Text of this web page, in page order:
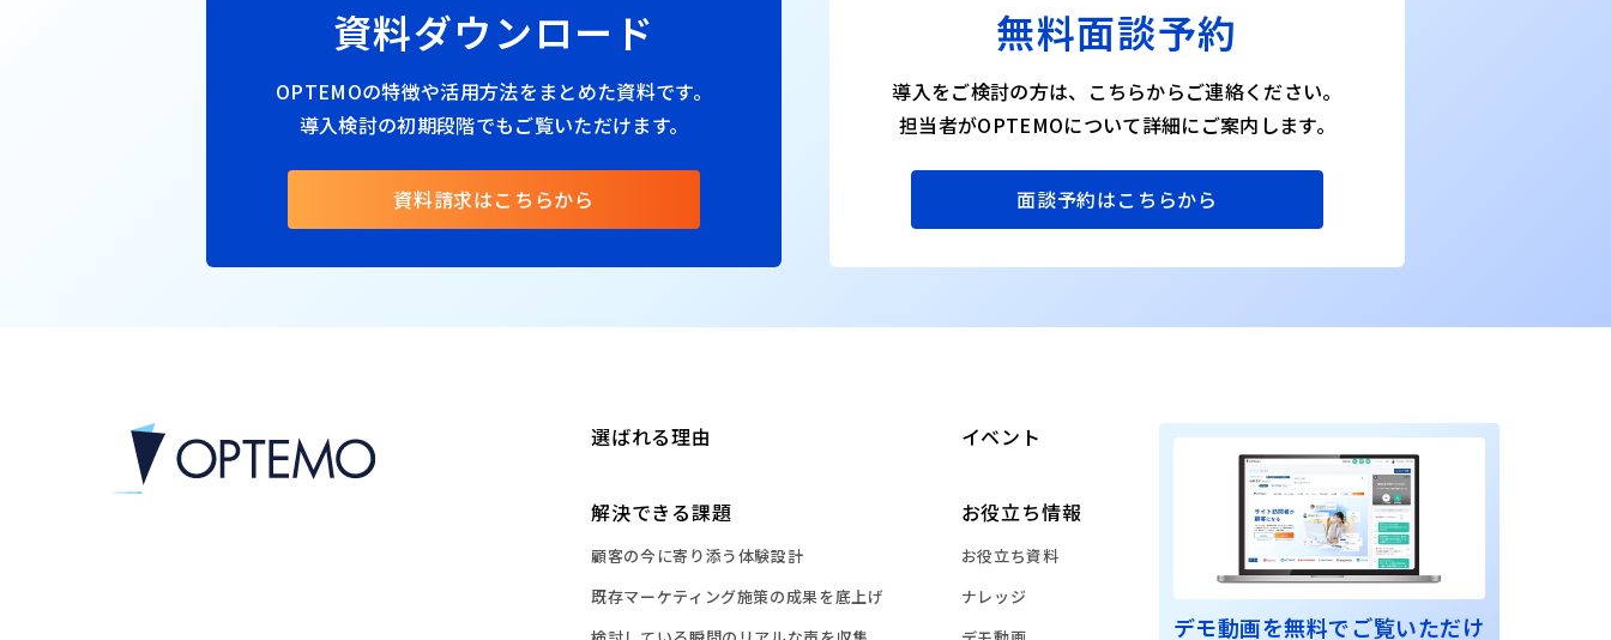
資料ダウンロード
OPTEMOの特徴や活用方法をまとめた資料です。
導入検討の初期段階でもご覧いただけます。
資料請求はこちらから
無料面談予約
導入をご検討の方は、こちらからご連絡ください。
担当者がOPTEMOについて詳細にご案内します。
面談予約はこちらから
選ばれる理由
解決できる課題
顧客の今に寄り添う体験設計
既存マーケティング施策の成果を底上げ
イベント
お役立ち情報
お役立ち資料
ナレッジ
デモ動画を無料でご覧いただけ